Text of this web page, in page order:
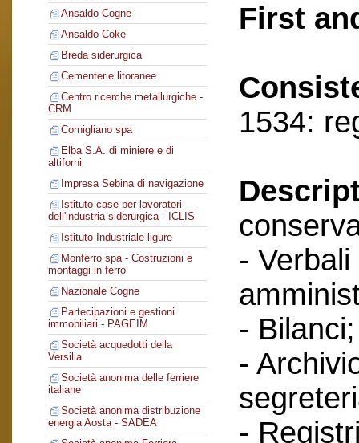
Ansaldo Cogne
Ansaldo Coke
Breda siderurgica
Cementerie litoranee
Centro ricerche metallurgiche -
CRM
Cornigliano spa
Elba S.A. di miniere e di
altiforni
Impresa Sebina di navigazione
Istituto case per lavoratori
dell'industria siderurgica - ICLIS
Istituto Industriale ligure
Monferro spa - Costruzioni e
montaggi in ferro
Nazionale Cogne
Partecipazioni e gestioni
immobiliari - PAGEIM
Società acquedotti della
Versilia
Società anonima delle ferriere
italiane
Società anonima distribuzione
energia Aosta - SADEA
First
1534:
-
- Bilanci;
-
-